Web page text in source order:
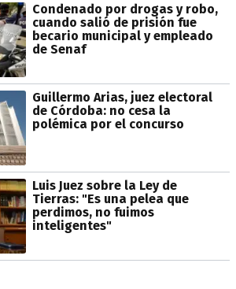
Condenado por drogas y robo,
cuando salió de prisión fue
becario municipal y empleado
de Senaf
Guillermo Arias, juez electoral
de Córdoba: no cesa la
polémica por el concurso
Luis Juez sobre la Ley de
Tierras: "Es una pelea que
perdimos, no fuimos
inteligentes"